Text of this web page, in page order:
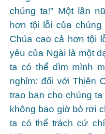
chúng ta!” Một lần
hơn tội lỗi của chúng
Chúa cao cả hơn tội
yêu của Ngài là một
ta có thể dìm mình
nghỉm: đối với Thiên
trao ban cho chúng
không bao giờ bỏ rơi
ta có thể trách cứ